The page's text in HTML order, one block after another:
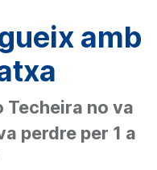
amb
Techeira no va
perdre per 1 a